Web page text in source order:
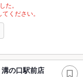
た。
ください。
の口駅前店